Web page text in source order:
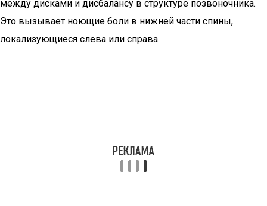
между дисками и дисбалансу в структуре позвоночника.
Это вызывает ноющие боли в нижней части спины,
локализующиеся слева или справа.